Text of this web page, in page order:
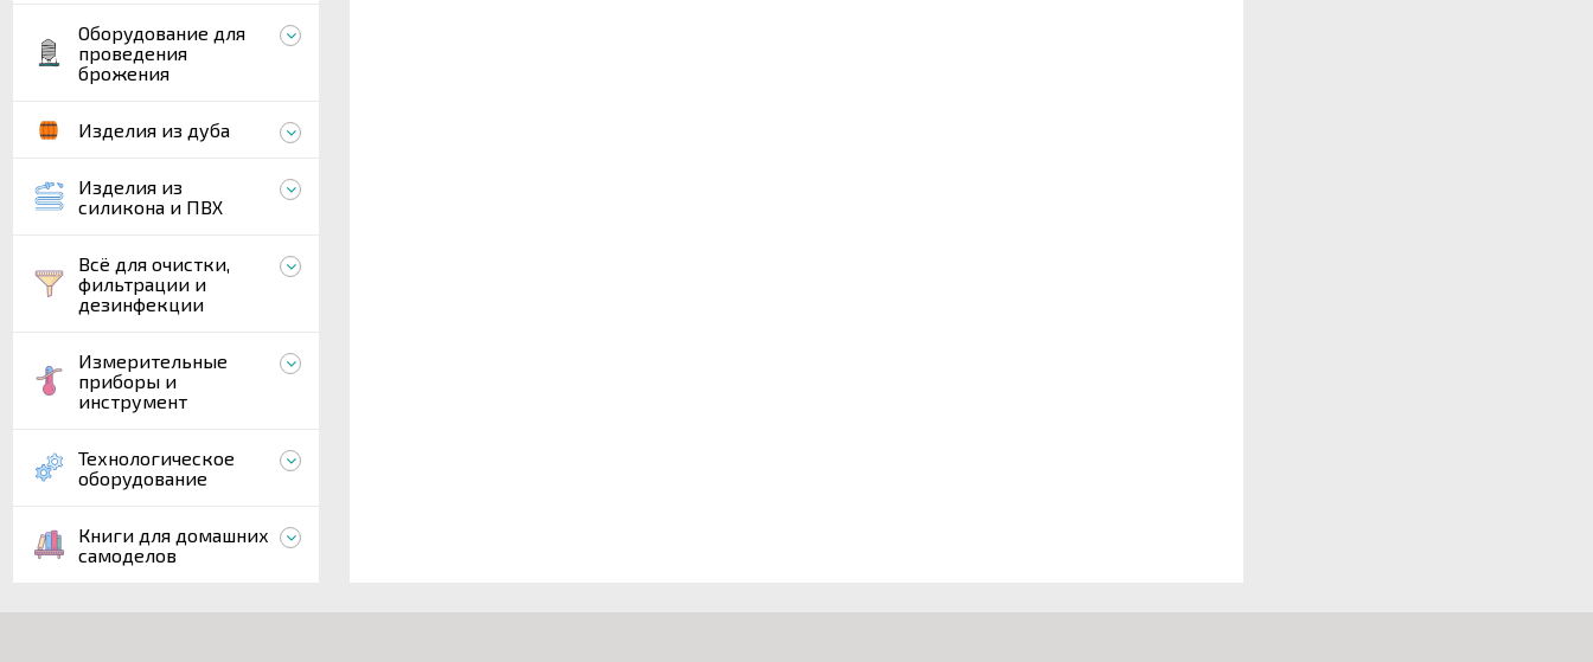
Оборудование для
проведения
брожения
Изделия из дуба
Изделия из
силикона и ПВХ
Всё для очистки,
фильтрации и
дезинфекции
Измерительные
приборы и
инструмент
Технологическое
оборудование
Книги для домашних
самоделов